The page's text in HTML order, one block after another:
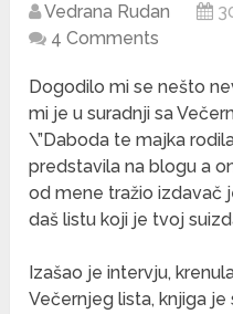
Vedrana Rudan
4 Comments
Dogodilo mi se nešto
mi je u suradnji sa
\”Daboda te majka
predstavila na blogu a
od mene tražio izdavač
daš listu koji je tvoj
Izašao je intervju,
Večernjeg lista, knjiga